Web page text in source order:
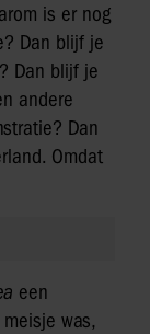
is er nog
Dan blijf je
Dan blijf je
andere
Dan
Omdat
een
was,